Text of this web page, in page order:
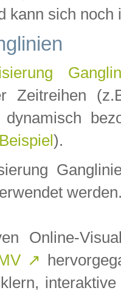
kann sich noch
Zeitreihen
dynamisch
Beispiel ).
Online-
↗